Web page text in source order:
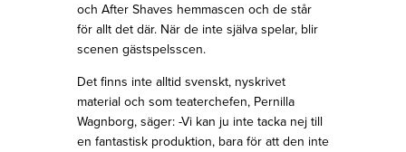
och After Shaves hemmascen och de står
för allt det där. När de inte själva spelar, blir
scenen gästspelsscen.
Det finns inte alltid svenskt, nyskrivet
material och som teaterchefen, Pernilla
Wagnborg, säger: -Vi kan ju inte tacka nej till
en fantastisk produktion, bara för att den inte